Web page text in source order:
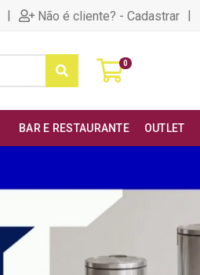
| Não é cliente? - Cadastrar |
0
BAR E RESTAURANTE OUTLET